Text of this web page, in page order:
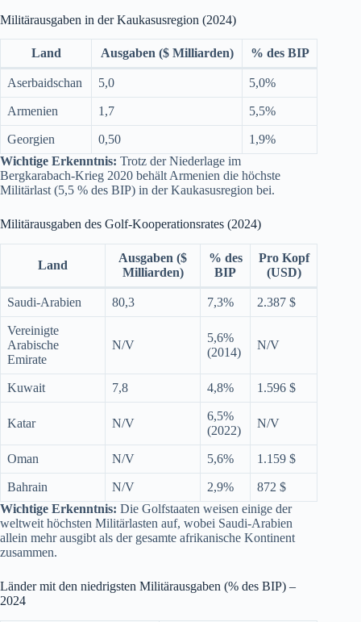
Militärausgaben in der Kaukasusregion (2024)
Land Ausgaben ($ Milliarden) % des BIP
Aserbaidschan 5,0 5,0%
Armenien 1,7 5,5%
Georgien 0,50
1,9%
Wichtige Erkenntnis: Trotz der Niederlage im
Bergkarabach-Krieg 2020 behält Armenien die höchste
Militärlast (5,5 % des BIP) in der Kaukasusregion bei.
Militärausgaben des Golf-Kooperationsrates (2024)
Land
Ausgaben ($
Milliarden)
% des
BIP
Pro Kopf
(USD)
Saudi-Arabien 80,3 7,3% 2.387 $
Vereinigte
Arabische
Emirate
N/V
5,6%
(2014)
N/V
Kuwait 7,8 4,8% 1.596 $
Katar N/V
6,5%
(2022)
N/V
Oman N/V 5,6% 1.159 $
Bahrain N/V 2,9%
872 $
Wichtige Erkenntnis: Die Golfstaaten weisen einige der
weltweit höchsten Militärlasten auf, wobei Saudi-Arabien
allein mehr ausgibt als der gesamte afrikanische Kontinent
zusammen.
Länder mit den niedrigsten Militärausgaben (% des BIP) –
2024